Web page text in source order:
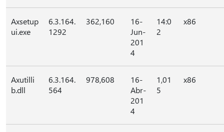
Axsetup
ui.exe
6.3.164.
1292
362,160
16-
Jun-
201
4
14:0
2
x86
Axutilli
b.dll
6.3.164.
564
978,608
16-
Abr-
201
4
1,01
5
x86